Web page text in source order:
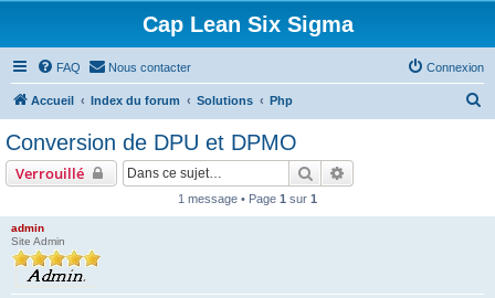
Cap Lean Six Sigma
FAQ Nous contacter Connexion
Accueil Index du forum Solutions Php
Conversion de DPU et DPMO
Verrouillé Rechercher
1 message • Page 1 sur 1
admin
Site Admin